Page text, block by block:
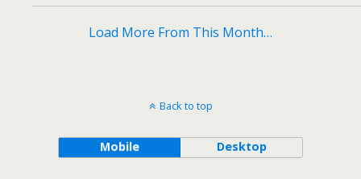
Load More From This Month…
Back to top
Mobile Desktop